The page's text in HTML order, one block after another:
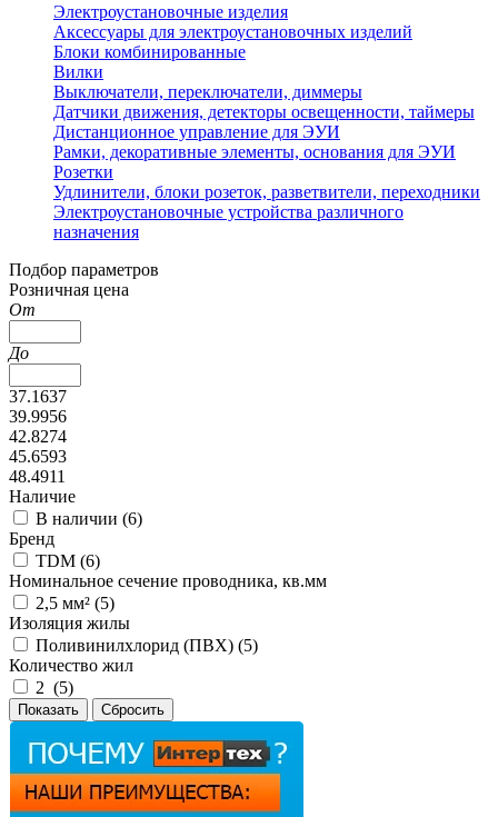
Электроустановочные изделия
Аксессуары для электроустановочных изделий
Блоки комбинированные
Вилки
Выключатели, переключатели, диммеры
Датчики движения, детекторы освещенности, таймеры
Дистанционное управление для ЭУИ
Рамки, декоративные элементы, основания для ЭУИ
Розетки
Удлинители, блоки розеток, разветвители, переходники
Электроустановочные устройства различного
назначения
Подбор параметров
Розничная цена
От
До
37.1637
39.9956
42.8274
45.6593
48.4911
Наличие
В наличии (6)
Бренд
TDM (6)
Номинальное сечение проводника, кв.мм
2,5 мм² (5)
Изоляция жилы
Поливинилхлорид (ПВХ) (5)
Количество жил
2 (5)